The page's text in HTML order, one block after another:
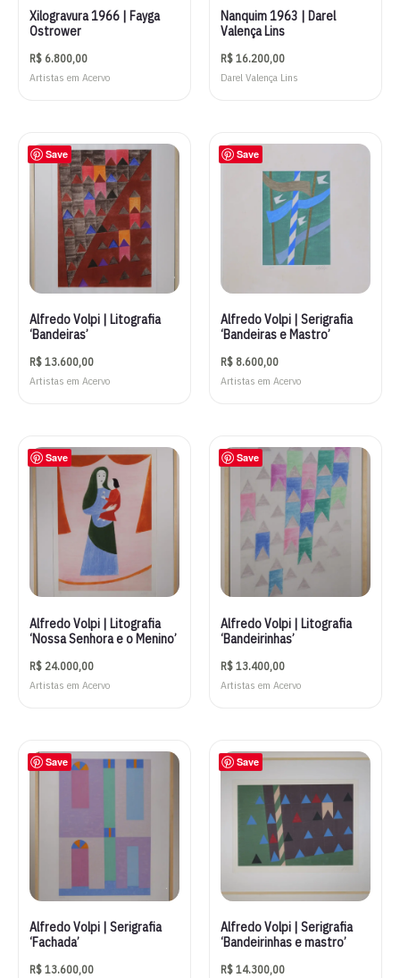
Xilogravura 1966 | Fayga
Ostrower
R$ 6.800,00
Artistas em Acervo
Nanquim 1963 | Darel
Valença Lins
R$16.200,00
Darel Valença Lins
Save
Alfredo Volpi | Litografia
‘Bandeiras’
R$13.600,00
Artistas em Acervo
Save
Alfredo Volpi | Serigrafia
‘Bandeiras e Mastro’
R$ 8.600,00
Artistas em Acervo
Save
Alfredo Volpi | Litografia
‘Nossa Senhora e o Menino’
R$ 24.000,00
Artistas em Acervo
Save
Alfredo Volpi | Litografia
‘Bandeirinhas’
R$13.400,00
Artistas em Acervo
Save
Alfredo Volpi | Serigrafia
‘Fachada’
R$13.600,00
Save
Alfredo Volpi | Serigrafia
‘Bandeirinhas e mastro’
R$14.300,00